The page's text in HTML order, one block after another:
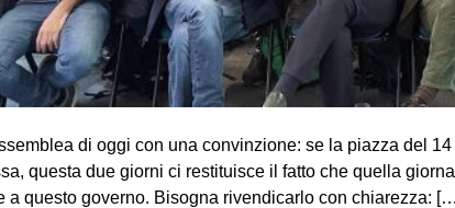
di oggi con una convinzione: se la piazza del
questa due giorni ci restituisce il fatto che quella
a questo governo. Bisogna rivendicarlo con chiarezza: